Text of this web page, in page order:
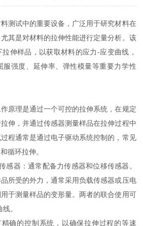
试中的重要设备，广泛用于研究材料在
其是对材料的拉伸性能进行定量分析。该
伸样品，以获取材料的应力-应变曲线，
服强度、延伸率、弹性模量等重要力学性
原理是通过一个可控的拉伸系统，在规定
伸，并通过传感器测量样品在拉伸过程中
程通常是通过电子驱动系统控制的，常见
循环拉伸。
器：通常配备力传感器和位移传感器。
所受的外力，通常采用负载传感器或压电
于测量样品的变形量。两者的联合使用可
。
的控制系统，以确保拉伸过程的等速